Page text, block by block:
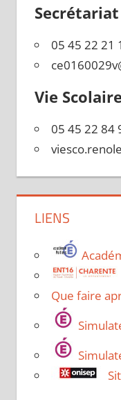
Secrétariat
05 45 22 21
Vie Scolaire
05 45 22 84
LIENS
Que faire